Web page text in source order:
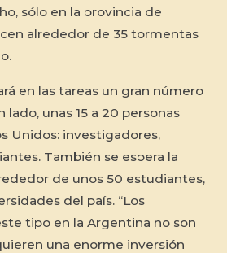
sólo en la provincia de
alrededor de 35 tormentas
en las tareas un gran número
lado, unas 15 a 20 personas
Unidos: investigadores,
También se espera la
de unos 50 estudiantes,
del país. “Los
tipo en la Argentina no son
una enorme inversión